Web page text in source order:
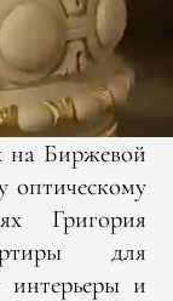
на Биржевой
оптическому
Григория
для
интерьеры и